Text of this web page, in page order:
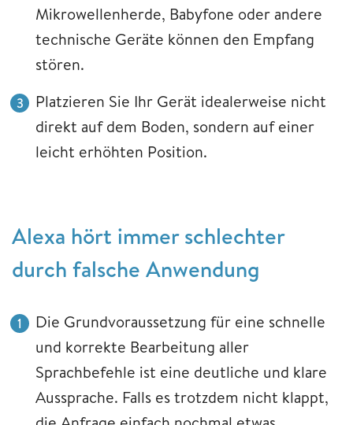
Mikrowellenherde, Babyfone oder andere
technische Geräte können den Empfang
stören.
Platzieren Sie Ihr Gerät idealerweise nicht
direkt auf dem Boden, sondern auf einer
leicht erhöhten Position.
Alexa hört immer schlechter
durch falsche Anwendung
Die Grundvoraussetzung für eine schnelle
und korrekte Bearbeitung aller
Sprachbefehle ist eine deutliche und klare
Aussprache. Falls es trotzdem nicht klappt,